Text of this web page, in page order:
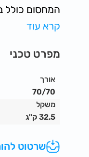
המחסום כולל
תקן אירופאי.
מחסומי לחץ
לחץ עם פתח
קרא עוד
מפרט טכני
אורך
70/70
משקל
32.5 ק"ג
שרטוט